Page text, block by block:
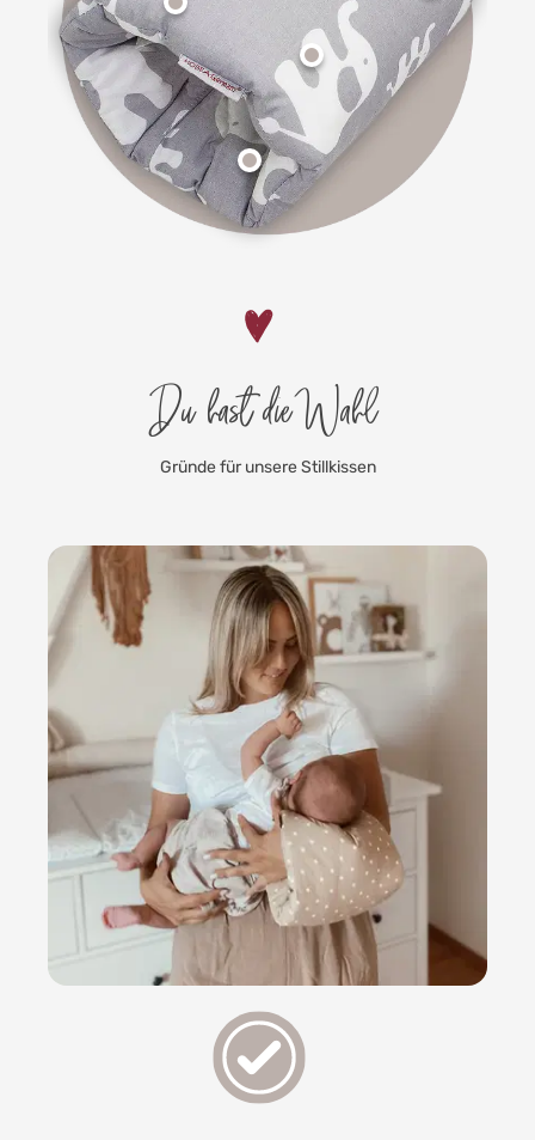
Du hast die Wahl
Gründe für unsere Stillkissen